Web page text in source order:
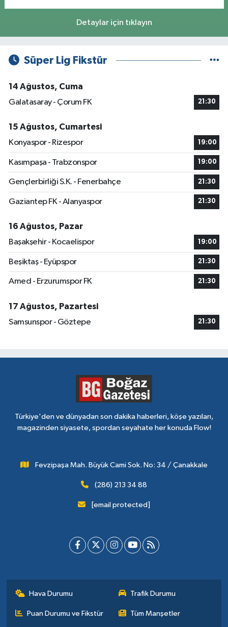
Detaylar için tıklayın
Süper Lig Fikstür
14 Ağustos, Cuma
Galatasaray - Çorum FK
21:30
15 Ağustos, Cumartesi
Konyaspor - Rizespor
19:00
Kasımpaşa - Trabzonspor 19:00
Gençlerbirliği S.K. - Fenerbahçe 21:30
Gaziantep FK - Alanyaspor 21:30
16 Ağustos, Pazar
Başakşehir - Kocaelispor
19:00
Beşiktaş - Eyüpspor 21:30
Amed - Erzurumspor FK 21:30
17 Ağustos, Pazartesi
Samsunspor - Göztepe
21:30
Türkiye'den ve dünyadan son dakika haberleri, köşe yazıları,
magazinden siyasete, spordan seyahate her konuda Flow!
Fevzipaşa Mah. Büyük Cami Sok. No: 34 / Çanakkale
(286) 213 34 88
[email protected]
Hava Durumu Trafik Durumu
Puan Durumu ve Fikstür Tüm Manşetler